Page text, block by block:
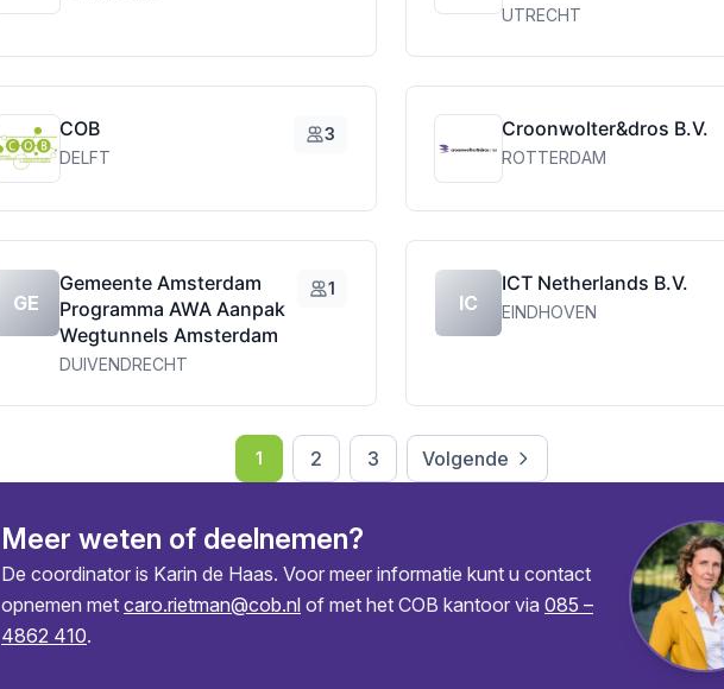
UTRECHT
COB
DELFT
3 Croonwolter&dros B.V.
ROTTERDAM
GE
Gemeente Amsterdam
Programma AWA Aanpak
Wegtunnels Amsterdam
DUIVENDRECHT
1
IC
ICT Netherlands B.V.
EINDHOVEN
1 2 3 Volgende
Meer weten of deelnemen?
De coordinator is Karin de Haas. Voor meer informatie kunt u contact
opnemen met caro.rietman@cob.nl of met het COB kantoor via 085 –
4862 410.